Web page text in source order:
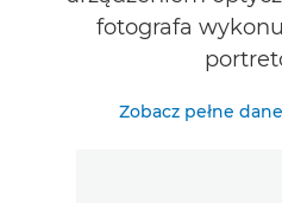
fotografa
Zobacz pełne